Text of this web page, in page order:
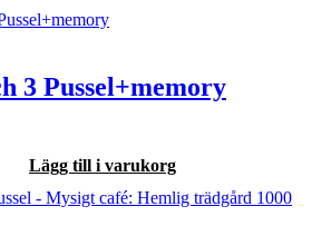
3 Pussel+memory
Lägg till i varukorg